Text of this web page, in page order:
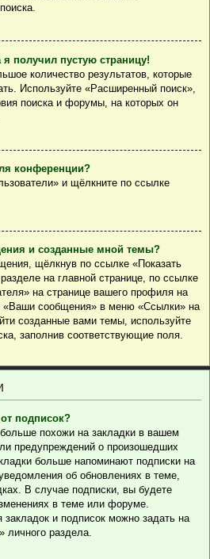
я получил пустую страницу!
количество результатов, которые
Используйте «Расширенный поиск»,
поиска и форумы, на которых он
конференции?
и щёлкните по ссылке
и созданные мной темы?
щёлкнув по ссылке «Показать
на главной странице, по ссылке
на странице вашего профиля на
«Ваши сообщения» в меню «Ссылки» на
созданные вами темы, используйте
заполнив соответствующие поля.
подписок?
похожи на закладки в вашем
предупреждений о произошедших
больше напоминают подписки на
об обновлениях в теме,
В случае подписки, вы будете
в теме или форуме.
и подписок можно задать на
личного раздела.